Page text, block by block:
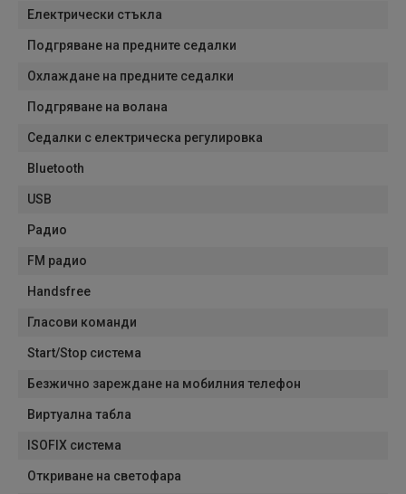
Електрически стъкла
Подгряване на предните седалки
Охлаждане на предните седалки
Подгряване на волана
Седалки с електрическа регулировка
Bluetooth
USB
Радио
FM радио
Handsfree
Гласови команди
Start/Stop система
Безжично зареждане на мобилния телефон
Виртуална табла
ISOFIX система
Откриване на светофара